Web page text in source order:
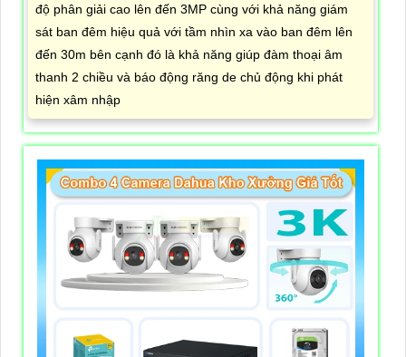
độ phân giải cao lên đến 3MP cùng với khả năng giám
sát ban đêm hiệu quả với tầm nhìn xa vào ban đêm lên
đến 30m bên cạnh đó là khả năng giúp đàm thoại âm
thanh 2 chiều và báo động răng de chủ động khi phát
hiện xâm nhập